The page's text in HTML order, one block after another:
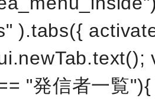
).tabs({
"発信者一覧